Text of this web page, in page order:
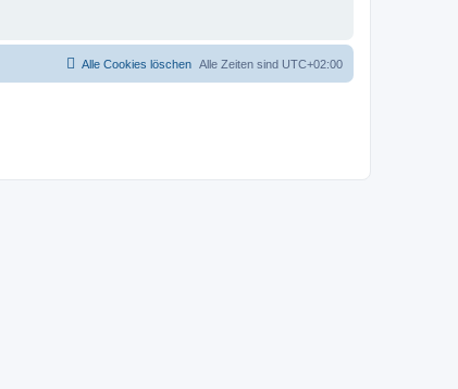
Alle Zeiten sind UTC+02:00
Alle Cookies löschen